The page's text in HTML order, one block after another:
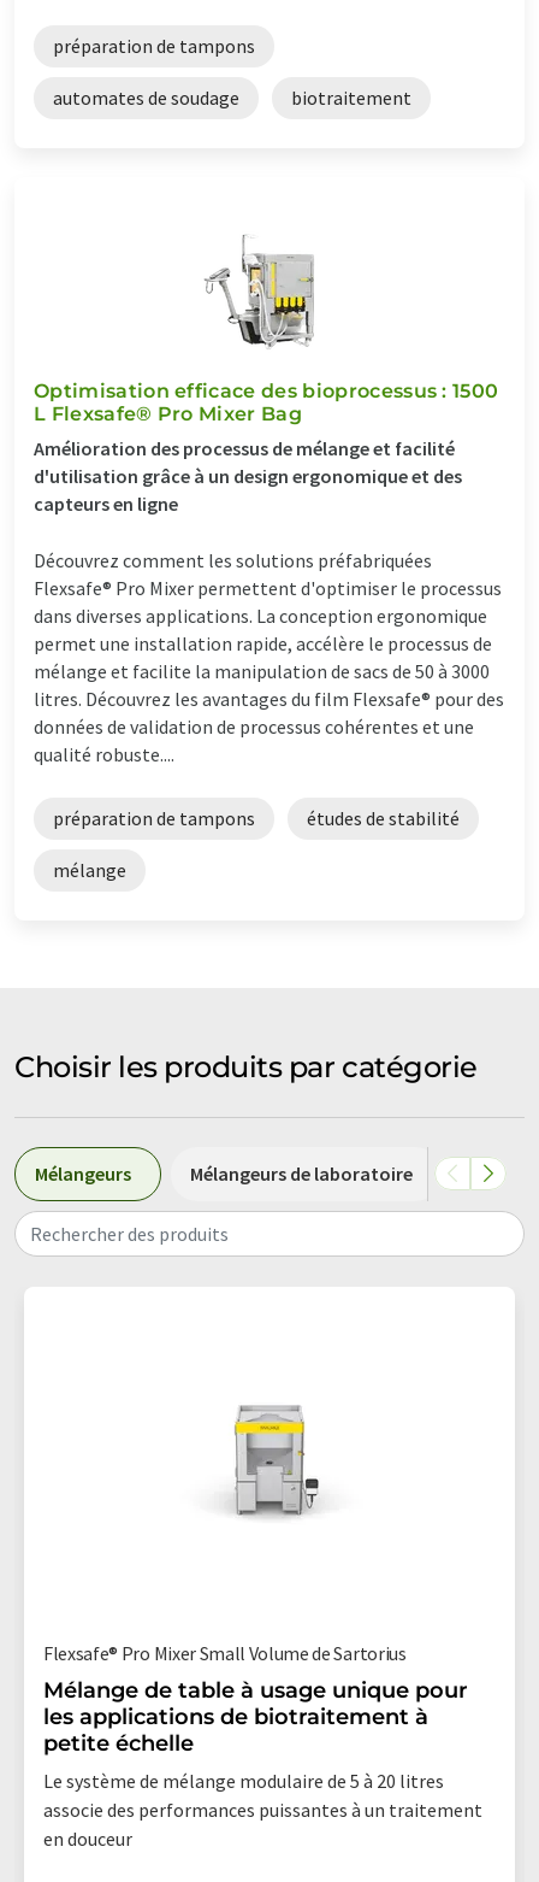
préparation de tampons
automates de soudage biotraitement
Optimisation efficace des bioprocessus : 1500
L Flexsafe® Pro Mixer Bag
Amélioration des processus de mélange et facilité
d'utilisation grâce à un design ergonomique et des
capteurs en ligne
Découvrez comment les solutions préfabriquées
Flexsafe® Pro Mixer permettent d'optimiser le processus
dans diverses applications. La conception ergonomique
permet une installation rapide, accélère le processus de
mélange et facilite la manipulation de sacs de 50 à 3000
litres. Découvrez les avantages du film Flexsafe® pour des
données de validation de processus cohérentes et une
qualité robuste....
préparation de tampons études de stabilité
mélange
Choisir les produits par catégorie
Mélangeurs Mélangeurs de laboratoire
Rechercher des produits
Flexsafe® Pro Mixer Small Volume de Sartorius
Mélange de table à usage unique pour
les applications de biotraitement à
petite échelle
Le système de mélange modulaire de 5 à 20 litres
associe des performances puissantes à un traitement
en douceur